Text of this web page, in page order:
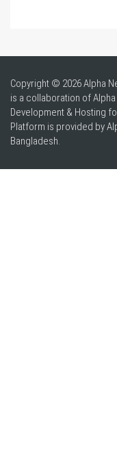
Copyright © 2026 Alpha
is a collaboration of
Development & Hosting
Platform is provided by
Bangladesh.